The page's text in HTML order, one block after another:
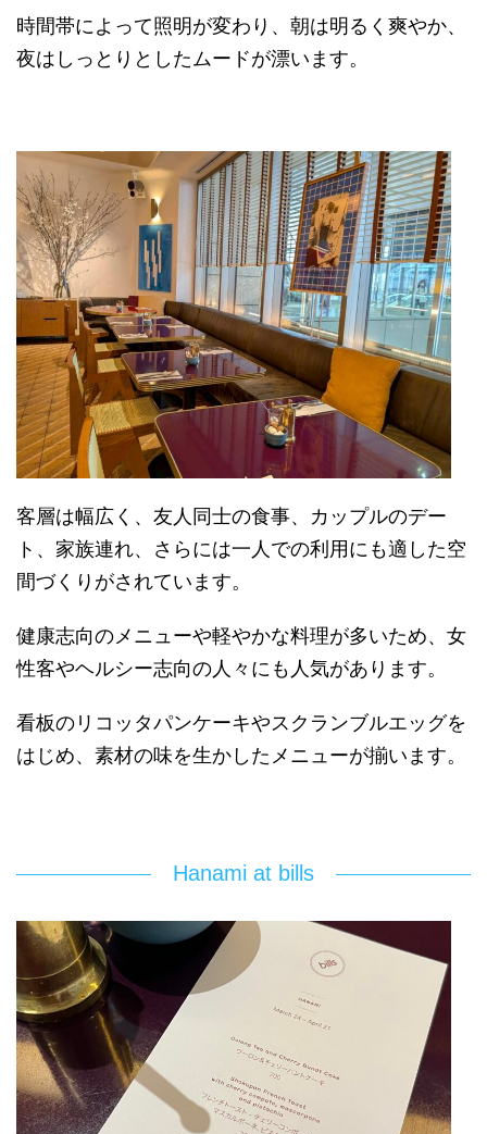
時間帯によって照明が変わり、朝は明るく爽やか、
夜はしっとりとしたムードが漂います。
客層は幅広く、友人同士の食事、カップルのデー
ト、家族連れ、さらには一人での利用にも適した空
間づくりがされています。
健康志向のメニューや軽やかな料理が多いため、女
性客やヘルシー志向の人々にも人気があります。
看板のリコッタパンケーキやスクランブルエッグを
はじめ、素材の味を生かしたメニューが揃います。
Hanami at bills